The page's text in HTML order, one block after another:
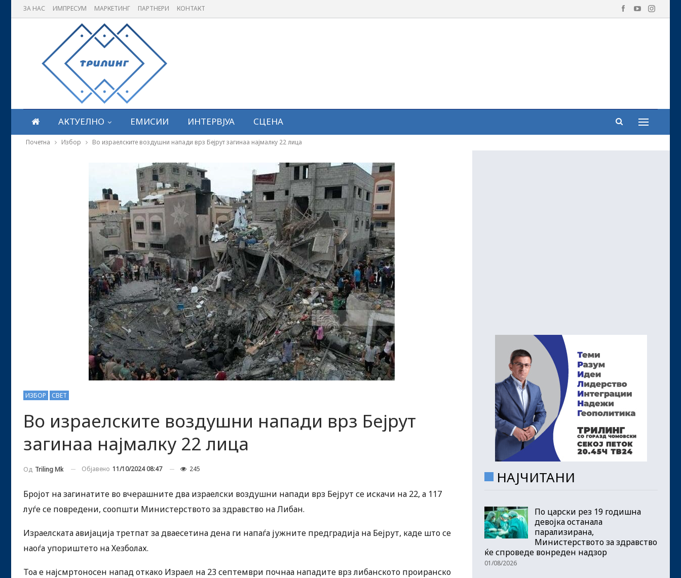
ЗА НАС ИМПРЕСУМ МАРКЕТИНГ ПАРТНЕРИ КОНТАКТ
АКТУЕЛНО ЕМИСИИ ИНТЕРВЈУА СЦЕНА
Почетна Избор Во израелските воздушни напади врз Бејрут загинаа најмалку 22 лица
ИЗБОР СВЕТ
Во израелските воздушни напади врз Бејрут
загинаа најмалку 22 лица
Од Triling Mk Објавено 11/10/2024 08:47 245
Бројот на загинатите во вчерашните два израелски воздушни напади врз Бејрут се искачи на 22, а 117
луѓе се повредени, соопшти Министерството за здравство на Либан.
Израелската авијација третпат за дваесетина дена ги напаѓа јужните предградија на Бејрут, каде што се
наоѓа упориштето на Хезболах.
Тоа е најсмртоносен напад откако Израел на 23 септември почнаа нападите врз либанското проиранско
НАЈЧИТАНИ
По царски рез 19 годишна
девојка останала
парализирана,
Министерството за здравство
ќе спроведе вонреден надзор
01/08/2026